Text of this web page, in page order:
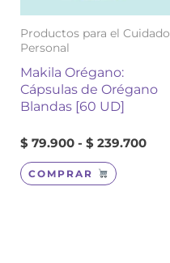
Productos para el Cuidado
Personal
Makila Orégano:
Cápsulas de Orégano
Blandas [60 UD]
$ 79.900 - $ 239.700
COMPRAR
en
página
de
producto